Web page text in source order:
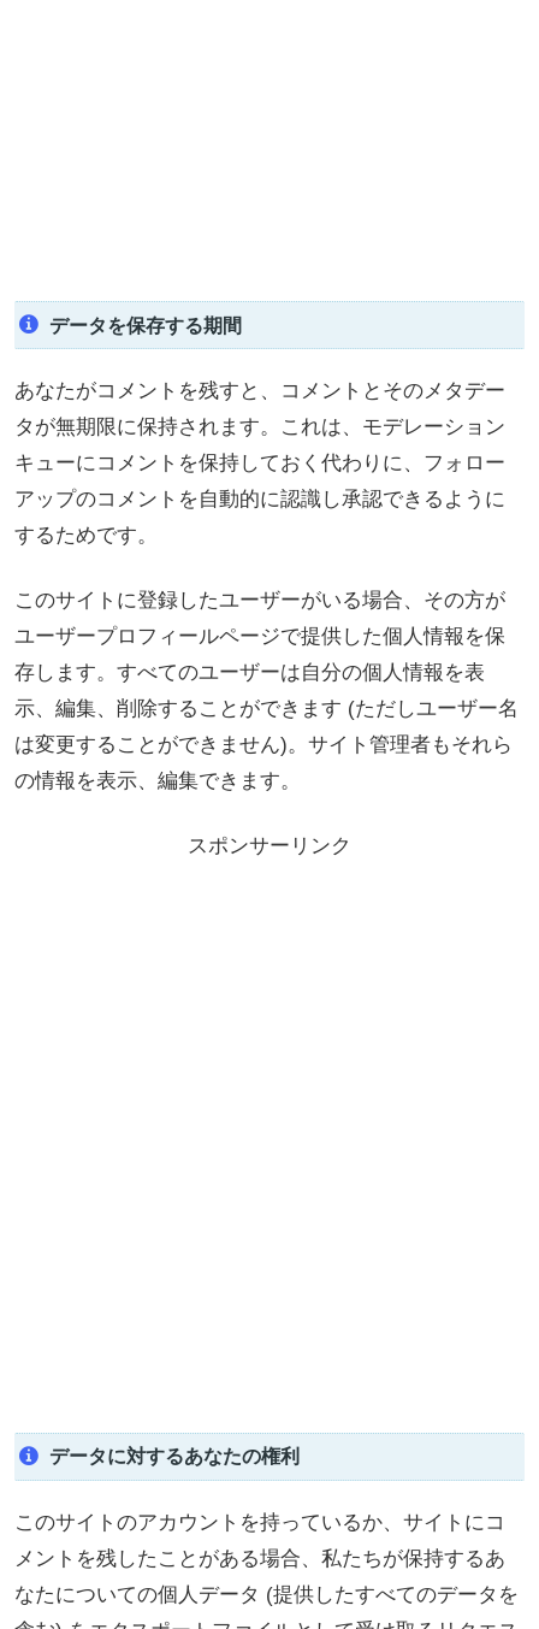
データを保存する期間
あなたがコメントを残すと、コメントとそのメタデー
タが無期限に保持されます。これは、モデレーション
キューにコメントを保持しておく代わりに、フォロー
アップのコメントを自動的に認識し承認できるように
するためです。
このサイトに登録したユーザーがいる場合、その方が
ユーザープロフィールページで提供した個人情報を保
存します。すべてのユーザーは自分の個人情報を表
示、編集、削除することができます (ただしユーザー名
は変更することができません)。サイト管理者もそれら
の情報を表示、編集できます。
スポンサーリンク
データに対するあなたの権利
このサイトのアカウントを持っているか、サイトにコ
メントを残したことがある場合、私たちが保持するあ
なたについての個人データ (提供したすべてのデータを